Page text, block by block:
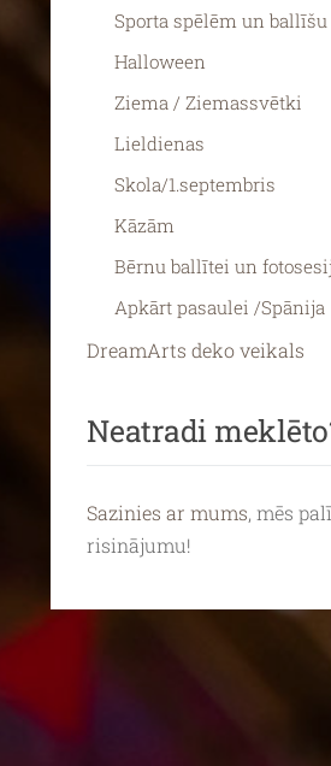
Sporta spēlēm un
Halloween
Ziema / Ziemassvētki
Lieldienas
Skola/1.septembris
Kāzām
Bērnu ballītei un
Apkārt pasaulei /Spānija
DreamArts deko veikals
Neatradi
Sazinies ar mums, mēs
risinājumu!